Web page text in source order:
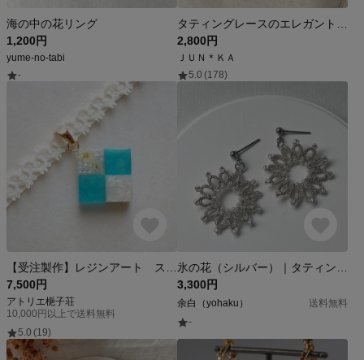
海の中の花リング
1,200円
yume-no-tabi
-
2,800円
ＪＵＮ＊ＫＡ
5.0 (178)
7,500円
アトリエ梔子荘
10,000円以上で送料無料
5.0 (19)
3,300円
余白（yohaku）
送料無料
-